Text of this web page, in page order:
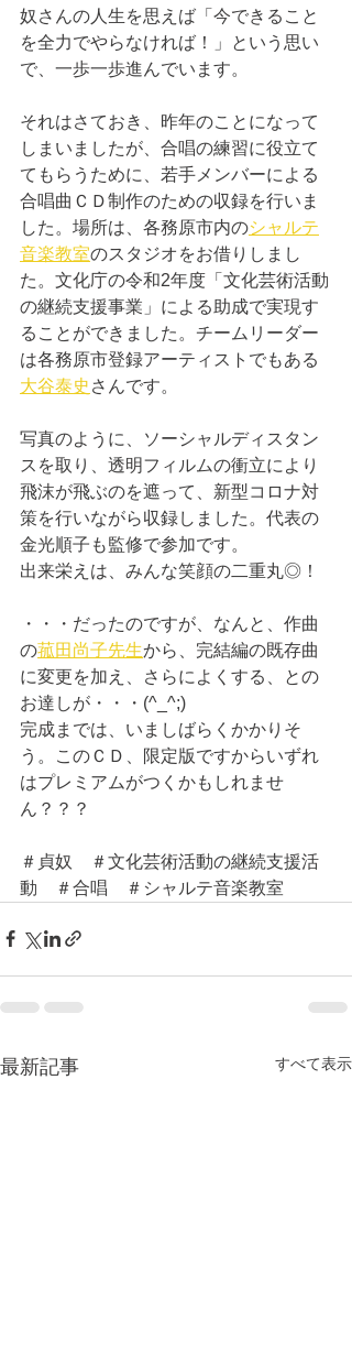
奴さんの人生を思えば「今できること
を全力でやらなければ！」という思い
で、一歩一歩進んでいます。
それはさておき、昨年のことになって
しまいましたが、合唱の練習に役立て
てもらうために、若手メンバーによる
合唱曲ＣＤ制作のための収録を行いま
した。場所は、各務原市内のシャルテ
音楽教室のスタジオをお借りしまし
た。文化庁の令和2年度「文化芸術活動
の継続支援事業」による助成で実現す
ることができました。チームリーダー
は各務原市登録アーティストでもある
大谷泰史 さんです。
写真のように、ソーシャルディスタン
スを取り、透明フィルムの衝立により
飛沫が飛ぶのを遮って、新型コロナ対
策を行いながら収録しました。代表の
金光順子も監修で参加です。
出来栄えは、みんな笑顔の二重丸◎！
・・・だったのですが、なんと、作曲
の菰田尚子先生から、完結編の既存曲
に変更を加え、さらによくする、との
お達しが・・・(^_^;)
完成までは、いましばらくかかりそ
う。このＣＤ、限定版ですからいずれ
はプレミアムがつくかもしれませ
ん？？？
＃貞奴　＃文化芸術活動の継続支援活
動　＃合唱　＃シャルテ音楽教室
最新記事 すべて表示